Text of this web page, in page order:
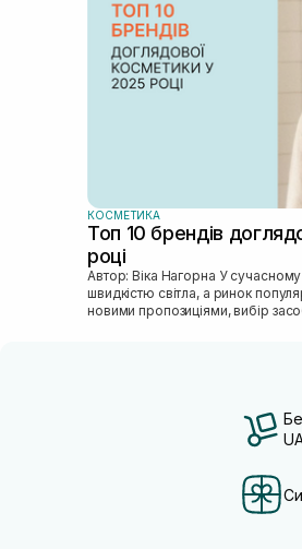
КОСМЕТИКА
Топ 10 брендів
році
Автор: Віка Нагорна У сучасному світі, де тренди змінюються зі
швидкістю світла, а ринок
новими пропозиціями, вибір